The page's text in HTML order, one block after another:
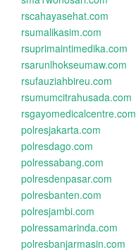
rscahayasehat.com
rsumalikasim.com
rsuprimaintimedika.com
rsarunlhokseumaw.com
rsufauziahbireu.com
rsumumcitrahusada.com
rsgayomedicalcentre.com
polresjakarta.com
polresdago.com
polressabang.com
polresdenpasar.com
polresbanten.com
polresjambi.com
polressamarinda.com
polresbanjarmasin.com